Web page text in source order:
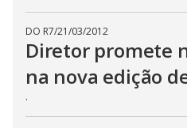
DO R7/21/03/2012
Diretor promete
na nova edição
.